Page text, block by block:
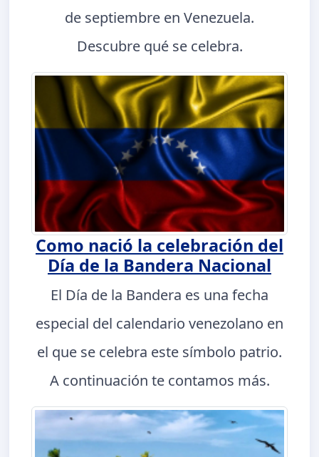
de septiembre en Venezuela.
Descubre qué se celebra.
Como nació la celebración del
Día de la Bandera Nacional
El Día de la Bandera es una fecha
especial del calendario venezolano en
el que se celebra este símbolo patrio.
A continuación te contamos más.